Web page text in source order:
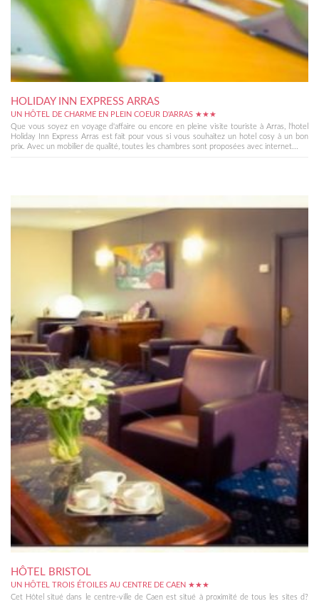
HOLIDAY INN EXPRESS ARRAS
UN HÔTEL DE CHARME EN PLEIN COEUR D'ARRAS ★★★
Que vous soyez en voyage d'affaire ou encore en pleine visite touriste à Arras, l'hotel
Holiday Inn Express Arras est fait pour vous si vous souhaitez un hotel cosy à un bon
prix. Avec un mobilier de qualité, toutes les chambres sont proposées avec internet...
HÔTEL BRISTOL
UN HÔTEL TROIS ÉTOILES AU CENTRE DE CAEN ★★★
Cet Hôtel situé dans le centre-ville de Caen est situé à proximité de tous les sites d?